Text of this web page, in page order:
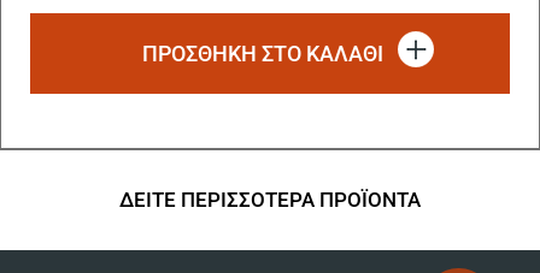
ΠΡΟΣΘΗΚΗ ΣΤΟ ΚΑΛΑΘΙ
ΔΕΙΤΕ ΠΕΡΙΣΣΟΤΕΡΑ ΠΡΟΪΟΝΤΑ